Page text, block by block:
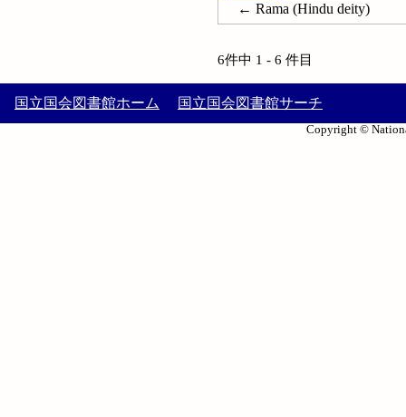
← Rama (Hindu deity)
6件中 1 - 6 件目
国立国会図書館ホーム 国立国会図書館サーチ
Copyright ©